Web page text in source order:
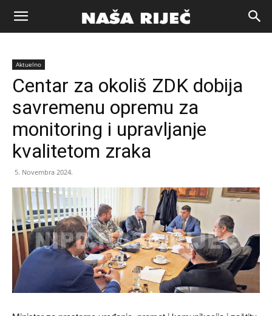
Naša
riječ
Aktuelno
Centar za okoliš ZDK dobija
savremenu opremu za
monitoring i upravljanje
kvalitetom zraka
5. Novembra 2024.